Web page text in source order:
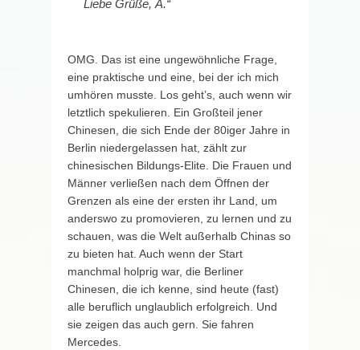
Liebe Grüße, A.“
OMG. Das ist eine ungewöhnliche Frage,
eine praktische und eine, bei der ich mich
umhören musste. Los geht’s, auch wenn wir
letztlich spekulieren. Ein Großteil jener
Chinesen, die sich Ende der 80iger Jahre in
Berlin niedergelassen hat, zählt zur
chinesischen Bildungs-Elite. Die Frauen und
Männer verließen nach dem Öffnen der
Grenzen als eine der ersten ihr Land, um
anderswo zu promovieren, zu lernen und zu
schauen, was die Welt außerhalb Chinas so
zu bieten hat. Auch wenn der Start
manchmal holprig war, die Berliner
Chinesen, die ich kenne, sind heute (fast)
alle beruflich unglaublich erfolgreich. Und
sie zeigen das auch gern. Sie fahren
Mercedes.